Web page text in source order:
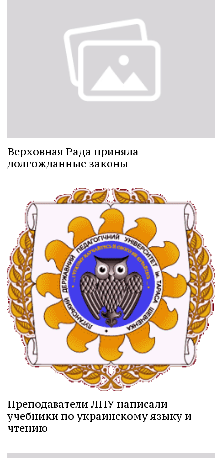
Верховная Рада приняла
долгожданные законы
Преподаватели ЛНУ написали
учебники по украинскому языку и
чтению